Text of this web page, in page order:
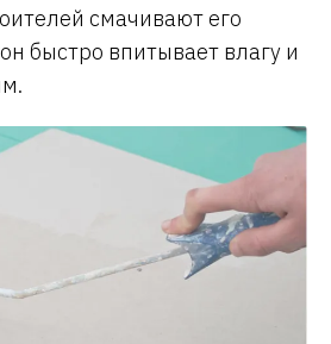
смачивают его
быстро впитывает влагу и